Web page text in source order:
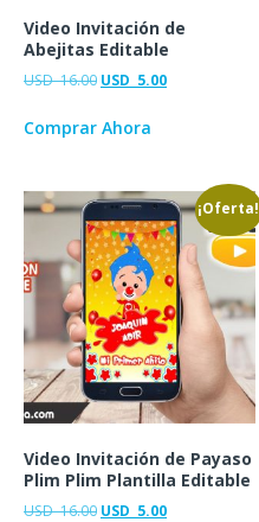
Video Invitación de
Abejitas Editable
USD16.00 USD 5.00
Comprar Ahora
¡Oferta!
Video Invitación de Payaso
Plim Plim Plantilla Editable
USD16.00 USD 5.00